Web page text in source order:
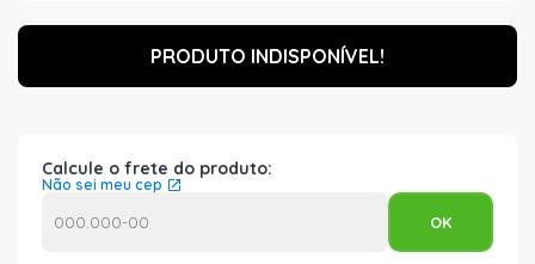
PRODUTO INDISPONÍVEL!
Calcule o frete do produto:
Não sei meu cep